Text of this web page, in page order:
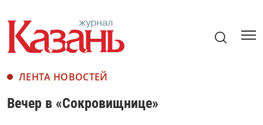
ЛЕНТА НОВОСТЕЙ
Вечер в «Сокровищнице»